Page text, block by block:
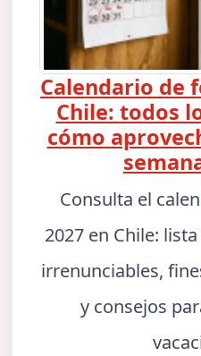
Calendario de
Chile: todos
cómo
Consulta el
2027 en Chile:
irrenunciables,
y consejos